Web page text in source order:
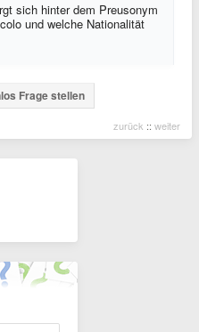
sich hinter dem Preusonym
und welche Nationalität
Frage stellen
zurück :: weiter